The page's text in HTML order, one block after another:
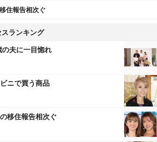
住報告相次ぐ
ランキング
夫に一目惚れ
ニで買う商品
移住報告相次ぐ